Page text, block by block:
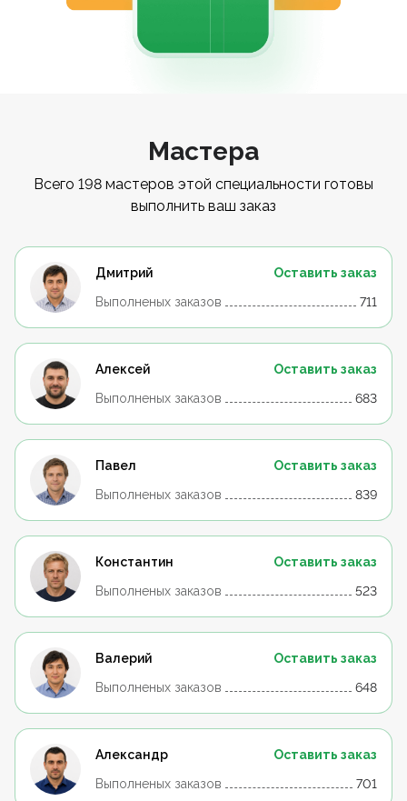
Мастера
Всего 198 мастеров этой специальности готовы
выполнить ваш заказ
Дмитрий
Оставить заказ
Выполненых заказов
711
Алексей
Оставить заказ
Выполненых заказов
683
Павел
Оставить заказ
Выполненых заказов
839
Константин
Оставить заказ
Выполненых заказов
523
Валерий
Оставить заказ
Выполненых заказов
648
Александр
Оставить заказ
Выполненых заказов
701